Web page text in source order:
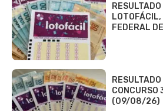
FEDERAL
CONCURSO
(09/08/26)